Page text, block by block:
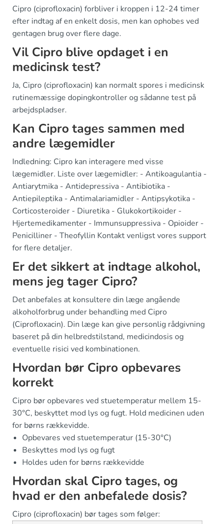
Cipro (ciprofloxacin) forbliver i kroppen i 12-24 timer
efter indtag af en enkelt dosis, men kan ophobes ved
gentagen brug over flere dage.
Vil Cipro blive opdaget i en
medicinsk test?
Ja, Cipro (ciprofloxacin) kan normalt spores i medicinsk
rutinemæssige dopingkontroller og sådanne test på
arbejdspladser.
Kan Cipro tages sammen med
andre lægemidler
Indledning: Cipro kan interagere med visse
lægemidler. Liste over lægemidler: - Antikoagulantia -
Antiarytmika - Antidepressiva - Antibiotika -
Antiepileptika - Antimalariamidler - Antipsykotika -
Corticosteroider - Diuretika - Glukokortikoider -
Hjertemedikamenter - Immunsuppressiva - Opioider -
Penicilliner - Theofyllin Kontakt venligst vores support
for flere detaljer.
Er det sikkert at indtage alkohol,
mens jeg tager Cipro?
Det anbefales at konsultere din læge angående
alkoholforbrug under behandling med Cipro
(Ciprofloxacin). Din læge kan give personlig rådgivning
baseret på din helbredstilstand, medicindosis og
eventuelle risici ved kombinationen.
Hvordan bør Cipro opbevares
korrekt
Cipro bør opbevares ved stuetemperatur mellem 15-
30°C, beskyttet mod lys og fugt. Hold medicinen uden
for børns rækkevidde.
Opbevares ved stuetemperatur (15-30°C)
Beskyttes mod lys og fugt
Holdes uden for børns rækkevidde
Hvordan skal Cipro tages, og
hvad er den anbefalede dosis?
Cipro (ciprofloxacin) bør tages som følger: